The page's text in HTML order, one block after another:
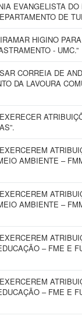
EVANGELISTA
DE
HIGINO
- UMC.”
CORREIA DE
DA LAVOURA
AMBIENTE –
AMBIENTE –
– FME E
– FME E